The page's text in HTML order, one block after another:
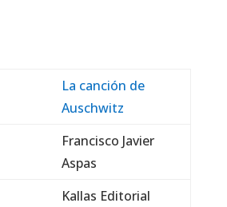
La canción de
Auschwitz
Francisco Javier
Aspas
Kallas Editorial